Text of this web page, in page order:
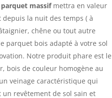
parquet massifmettra en valeur
la nuit des temps ( à
chêne ou tout autre
parquet bois adapté à votre sol
Notre produit phare est le
bois de couleur homogène au
veinage caractéristique qui
un revêtement de sol sain et